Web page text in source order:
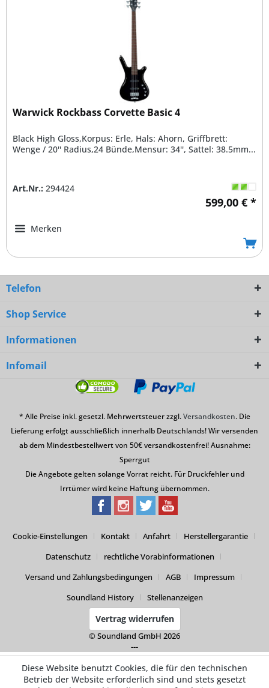
Warwick Rockbass Corvette Basic 4
Black High Gloss,Korpus: Erle, Hals: Ahorn, Griffbrett:
Wenge / 20'' Radius,24 Bünde,Mensur: 34'', Sattel: 38.5mm...
Art.Nr.: 294424
599,00 € *
Merken
Telefon
Shop Service
Informationen
Infomail
* Alle Preise inkl. gesetzl. Mehrwertsteuer zzgl.Versandkosten. Die
Lieferung erfolgt ausschließlich innerhalb Deutschlands! Wir versenden
ab dem Mindestbestellwert von 50€ versandkostenfrei! Ausnahme:
Sperrgut
Die Angebote gelten solange Vorrat reicht. Für Druckfehler und
Irrtümer wird keine Haftung übernommen.
Cookie-Einstellungen Kontakt Anfahrt
Herstellergarantie
Datenschutz
rechtliche Vorabinformationen
Versand und Zahlungsbedingungen
AGB
Impressum
Soundland History
Stellenanzeigen
Vertrag widerrufen
© Soundland GmbH 2026
---
Diese Website benutzt Cookies, die für den technischen
Betrieb der Website erforderlich sind und stets gesetzt